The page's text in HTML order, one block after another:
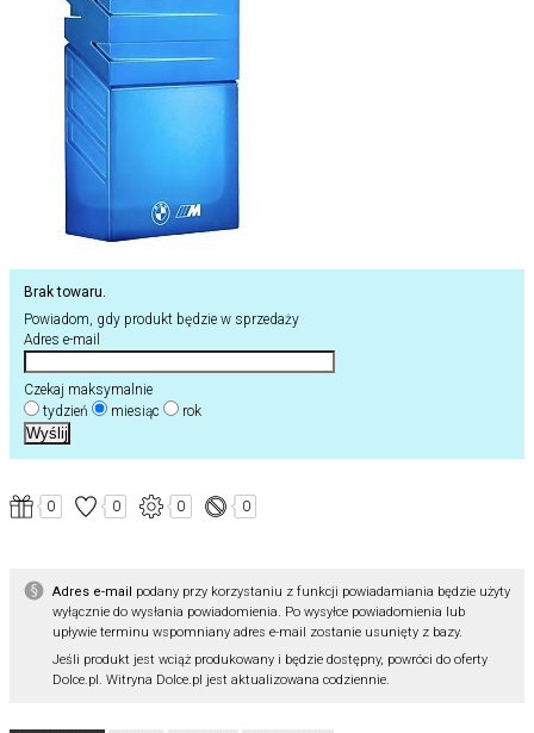
Brak towaru.
Powiadom, gdy produkt będzie w sprzedaży
Adres e-mail
Czekaj maksymalnie
tydzień
miesiąc rok
0 0 0 0
Adres e-mail
podany przy korzystaniu z funkcji powiadamiania będzie użyty
wyłącznie do wysłania powiadomienia. Po wysyłce powiadomienia lub
upływie terminu wspomniany adres e-mail zostanie usunięty z bazy.
Jeśli produkt jest wciąż produkowany i będzie dostępny, powróci do oferty
Dolce.pl. Witryna Dolce.pl jest aktualizowana codziennie.